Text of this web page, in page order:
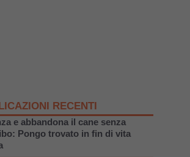
RECENTI
e abbandona il cane senza
Pongo trovato in fin di vita